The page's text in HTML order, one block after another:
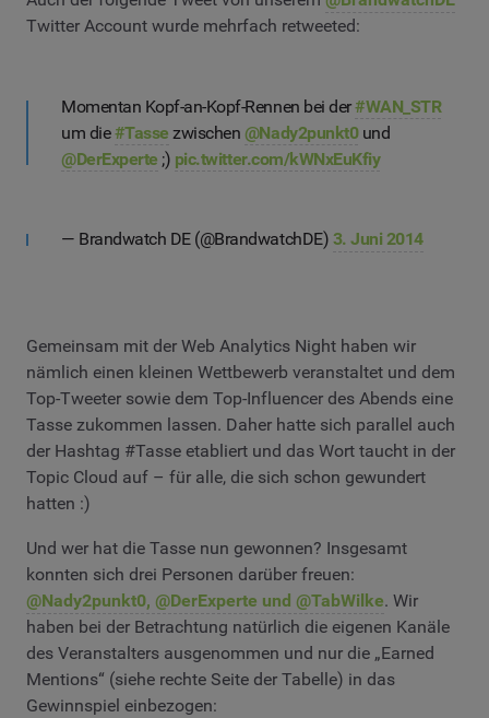
Twitter Account wurde mehrfach retweeted:
Momentan Kopf-an-Kopf-Rennen bei der#WAN_STR
um die#Tasse zwischen @Nady2punkt0und
@DerExperte ;) pic.twitter.com/kWNxEuKfiy
— Brandwatch DE (@BrandwatchDE) 3. Juni 2014
Gemeinsam mit der Web Analytics Night haben wir
nämlich einen kleinen Wettbewerb veranstaltet und dem
Top-Tweeter sowie dem Top-Influencer des Abends eine
Tasse zukommen lassen. Daher hatte sich parallel auch
der Hashtag #Tasse etabliert und das Wort taucht in der
Topic Cloud auf – für alle, die sich schon gewundert
hatten :)
Und wer hat die Tasse nun gewonnen? Insgesamt
konnten sich drei Personen darüber freuen:
@Nady2punkt0, @DerExperte und @TabWilke. Wir
haben bei der Betrachtung natürlich die eigenen Kanäle
des Veranstalters ausgenommen und nur die „Earned
Mentions“ (siehe rechte Seite der Tabelle) in das
Gewinnspiel einbezogen: